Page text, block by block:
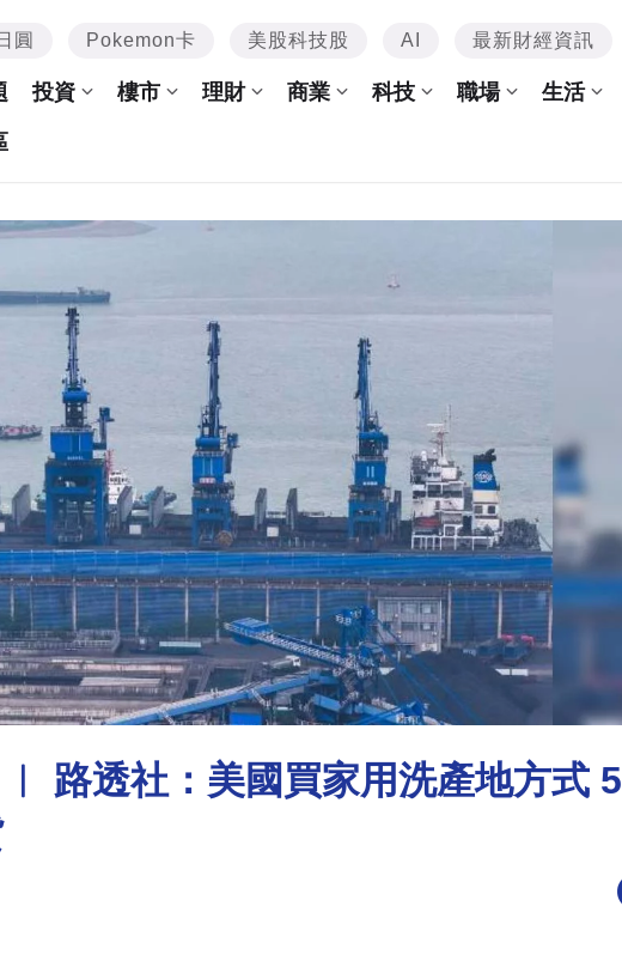
圓 Pokemon卡 美股科技股 AI 最新財經資訊
投資 樓市 理財 商業 科技 職場 生活
路透社：美國買家用洗產地方式 5